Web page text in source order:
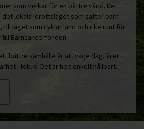
som verkar för en bättre värld. Det
det lokala idrottslaget som sätter barn
till laget som cyklar land och rike runt för
till Barncancerfonden.
bättre samhälle är att varje dag, året
i fokus. Det är helt enkelt hållbart.